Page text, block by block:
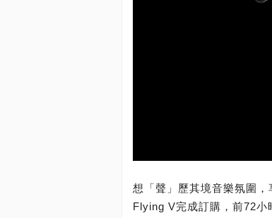
想「聲」歷其境音樂氛圍
Flying V完成訂購，前72